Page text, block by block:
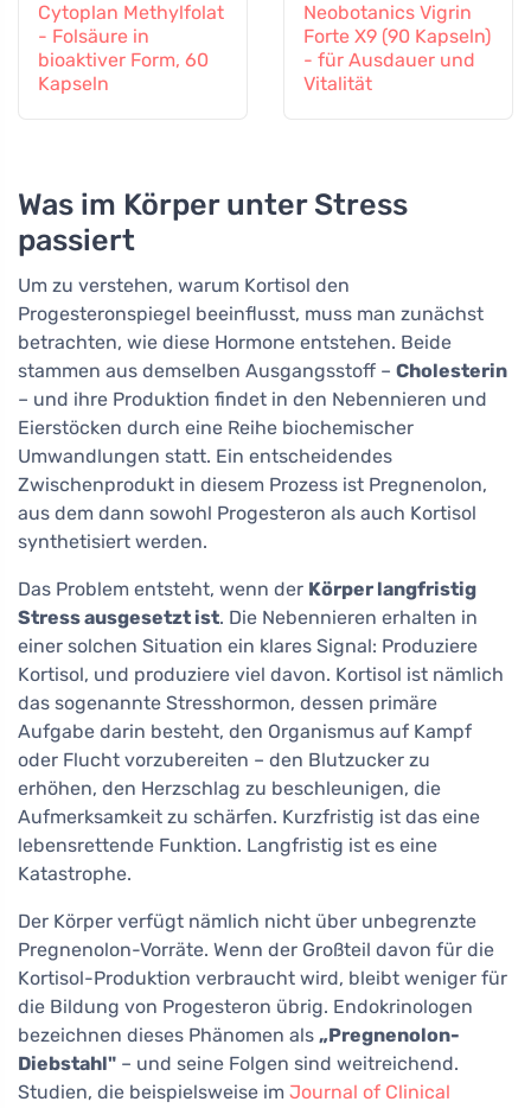
Cytoplan Methylfolat
- Folsäure in
bioaktiver Form, 60
Kapseln
Neobotanics Vigrin
Forte X9 (90 Kapseln)
- für Ausdauer und
Vitalität
Was im Körper unter Stress
passiert
Um zu verstehen, warum Kortisol den
Progesteronspiegel beeinflusst, muss man zunächst
betrachten, wie diese Hormone entstehen. Beide
stammen aus demselben Ausgangsstoff – Cholesterin
– und ihre Produktion findet in den Nebennieren und
Eierstöcken durch eine Reihe biochemischer
Umwandlungen statt. Ein entscheidendes
Zwischenprodukt in diesem Prozess ist Pregnenolon,
aus dem dann sowohl Progesteron als auch Kortisol
synthetisiert werden.
Das Problem entsteht, wenn der Körper langfristig
Stress ausgesetzt ist. Die Nebennieren erhalten in
einer solchen Situation ein klares Signal: Produziere
Kortisol, und produziere viel davon. Kortisol ist nämlich
das sogenannte Stresshormon, dessen primäre
Aufgabe darin besteht, den Organismus auf Kampf
oder Flucht vorzubereiten – den Blutzucker zu
erhöhen, den Herzschlag zu beschleunigen, die
Aufmerksamkeit zu schärfen. Kurzfristig ist das eine
lebensrettende Funktion. Langfristig ist es eine
Katastrophe.
Der Körper verfügt nämlich nicht über unbegrenzte
Pregnenolon-Vorräte. Wenn der Großteil davon für die
Kortisol-Produktion verbraucht wird, bleibt weniger für
die Bildung von Progesteron übrig. Endokrinologen
bezeichnen dieses Phänomen als „Pregnenolon-
Diebstahl" – und seine Folgen sind weitreichend.
Studien, die beispielsweise im Journal of Clinical